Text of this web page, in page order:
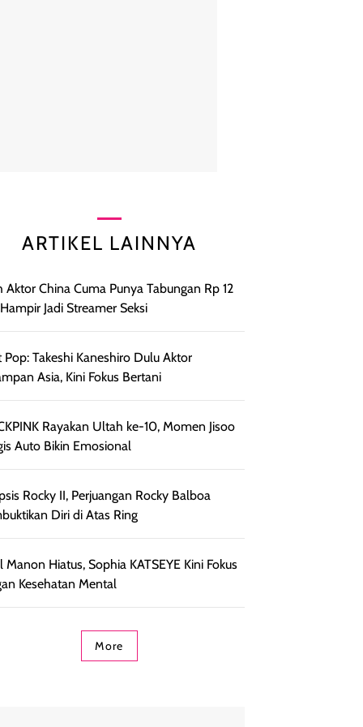
ARTIKEL LAINNYA
Aktor China Cuma Punya Tabungan Rp 12
Hampir Jadi Streamer Seksi
Pop: Takeshi Kaneshiro Dulu Aktor
Asia, Kini Fokus Bertani
Rayakan Ultah ke-10, Momen Jisoo
Auto Bikin Emosional
Rocky II, Perjuangan Rocky Balboa
Diri di Atas Ring
Manon Hiatus, Sophia KATSEYE Kini Fokus
Kesehatan Mental
More